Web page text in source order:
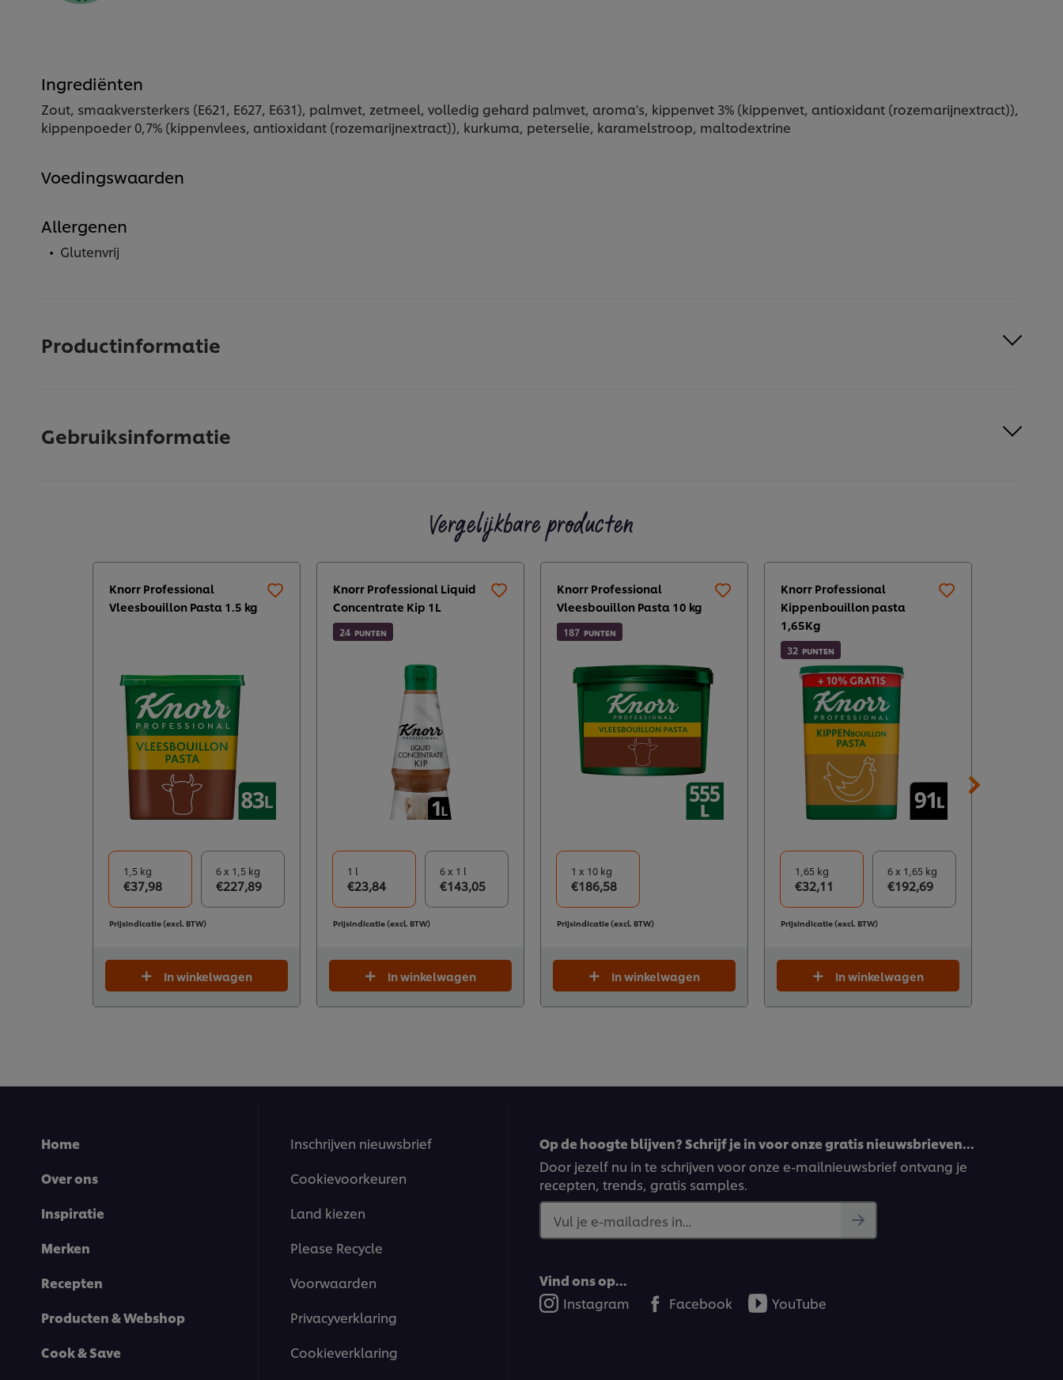
Ingrediënten
Zout, smaakversterkers (E621, E627, E631), palmvet, zetmeel, volledig gehard palmvet, aroma's, kippenvet 3% (kippenvet, antioxidant (rozemarijnextract)),
kippenpoeder 0,7% (kippenvlees, antioxidant (rozemarijnextract)), kurkuma, peterselie, karamelstroop, maltodextrine
Voedingswaarden
Allergenen
Glutenvrij
Productinformatie
Gebruiksinformatie
Vergelijkbare producten
Knorr Professional
Vleesbouillon Pasta 1.5 kg
1,5 kg
€37,98
6 x 1,5 kg
€227,89
Prijsindicatie (excl. BTW)
In winkelwagen
Knorr Professional Liquid
Concentrate Kip 1L
24 PUNTEN
1 l
€23,84
6 x 1 l
€143,05
Prijsindicatie (excl. BTW)
In winkelwagen
Knorr Professional
Vleesbouillon Pasta 10 kg
187 PUNTEN
1 x 10 kg
€186,58
Prijsindicatie (excl. BTW)
In winkelwagen
Knorr Professional
Kippenbouillon pasta
1,65Kg
32 PUNTEN
1,65 kg
€32,11
6 x 1,65 kg
€192,69
Prijsindicatie (excl. BTW)
In winkelwagen
Home
Over ons
Inspiratie
Merken
Recepten
Producten & Webshop
Cook & Save
Inschrijven nieuwsbrief
Cookievoorkeuren
Land kiezen
Please Recycle
Voorwaarden
Privacyverklaring
Cookieverklaring
Op de hoogte blijven? Schrijf je in voor onze gratis nieuwsbrieven…
Door jezelf nu in te schrijven voor onze e-mailnieuwsbrief ontvang je
recepten, trends, gratis samples.
Vul je e-mailadres in...
Vind ons op...
Instagram
Facebook YouTube